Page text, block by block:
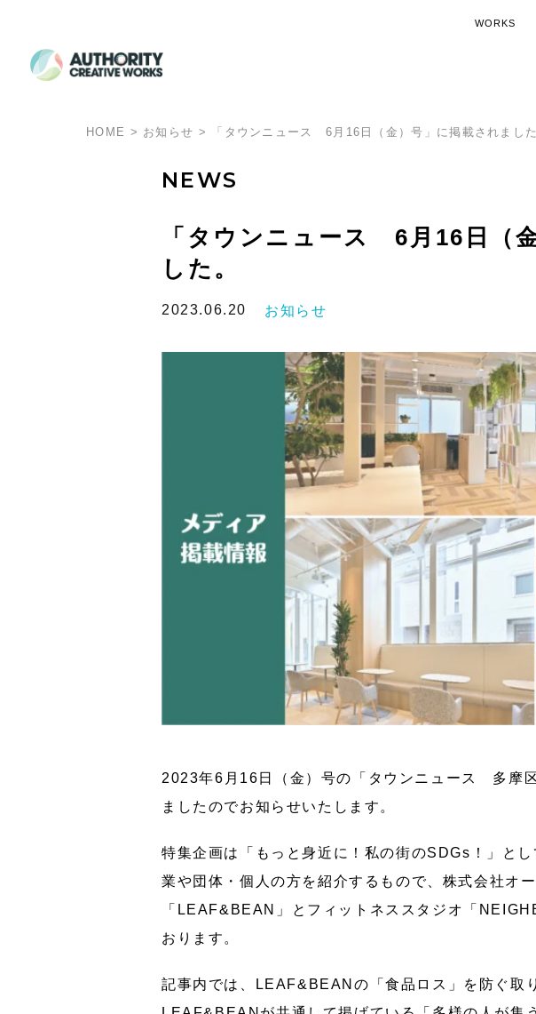
WORKS
HOME > お知らせ > 「タウンニュース 6月16日（金）号」に掲載されました
NEWS
「タウンニュース 6月16日（
した。
2023.06.20 お知らせ
2023年6月16日（金）号の「タウンニュース 多摩
ましたのでお知らせいたします。
特集企画は「もっと身近に！私の街のSDGs！」と
業や団体・個人の方を紹介するもので、株式会社オ
「LEAF&BEAN」とフィットネススタジオ「
おります。
記事内では、LEAF&BEANの「食品ロス」を防ぐ取